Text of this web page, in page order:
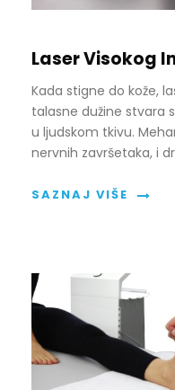
Laser Visokog
Kada stigne do kože,
talasne dužine stvara
u ljudskom tkivu.
nervnih završetaka, i
SAZNAJ VIŠE